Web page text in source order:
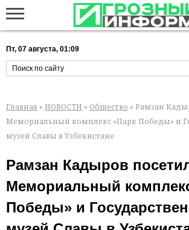
Пт, 07 августа, 01:09
Главная » НОВОСТИ » Общество » Рамзан
Мемориальный комплекс «Парк Победы» и
музей Славы в Узбекистане
Рамзан Кадыров
Мемориальный
Победы» и